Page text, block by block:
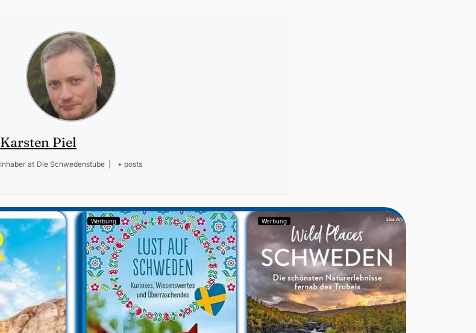
Karsten Piel
Inhaber at Die Schwedenstube + posts
Werbung Werbung